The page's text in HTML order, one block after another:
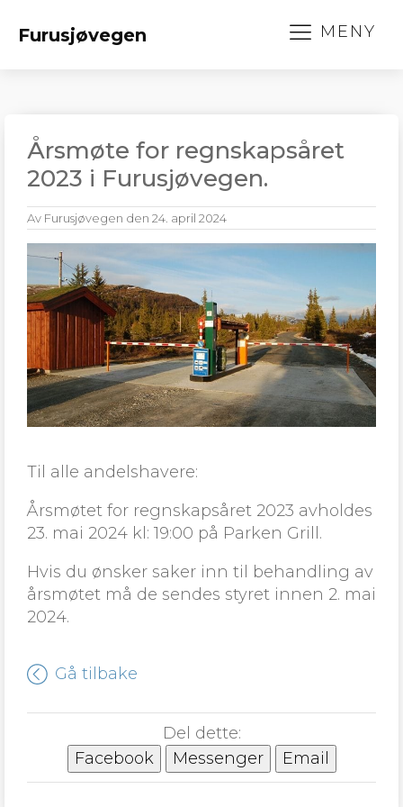
Furusjøvegen MENY
Årsmøte for regnskapsåret
2023 i Furusjøvegen.
Av Furusjøvegen den 24. april 2024
Til alle andelshavere:
Årsmøtet for regnskapsåret 2023 avholdes
23. mai 2024 kl: 19:00 på Parken Grill.
Hvis du ønsker saker inn til behandling av
årsmøtet må de sendes styret innen 2. mai
2024.
Gå tilbake
Del dette:
Facebook
Messenger Email